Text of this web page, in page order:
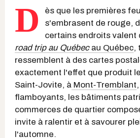
D
ès que les premières
s'embrasent de rouge,
certains endroits valent
road trip au Québecau Québec,
ressemblent à des cartes
exactement l'effet que produit
Saint-Jovite, à Mont-Tremblant
flamboyants, les bâtiments
commerces de quartier
invite à ralentir et à savourer
l'automne.